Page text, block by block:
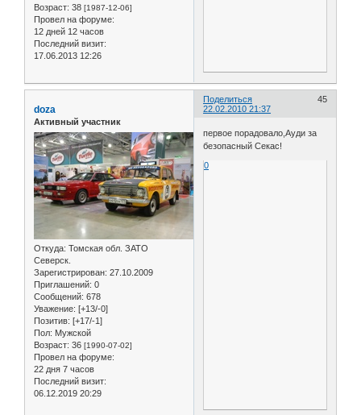
Возраст: 38 [1987-12-06]
Провел на форуме:
12 дней 12 часов
Последний визит:
17.06.2013 12:26
Поделиться
45
22.02.2010 21:37
doza
Активный участник
Откуда: Томская обл. ЗАТО
Северск.
Зарегистрирован: 27.10.2009
Приглашений: 0
Сообщений: 678
Уважение: [+13/-0]
Позитив: [+17/-1]
Пол: Мужской
Возраст: 36 [1990-07-02]
Провел на форуме:
22 дня 7 часов
Последний визит:
06.12.2019 20:29
первое порадовало,Ауди за
безопасный Секас!
0